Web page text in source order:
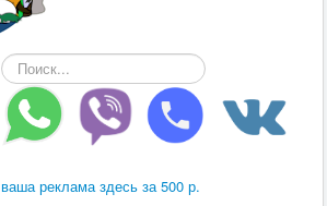
Искать...
ваша реклама здесь за 500 р.